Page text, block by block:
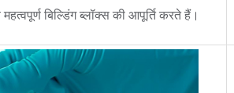
बिल्डिंग ब्लॉक्स की आपूर्ति करते हैं।